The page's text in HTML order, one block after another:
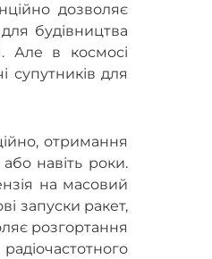
дозволяє
будівництва
Але в космосі
супутників для
отримання
навіть роки.
на масовий
запуски ракет,
розгортання